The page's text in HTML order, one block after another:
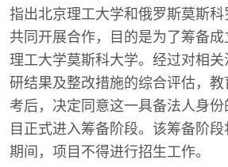
指出北京理工大学和俄罗斯莫斯
共同开展合作，目的是为了筹备
理工大学莫斯科大学。经过对相关
研结果及整改措施的综合评估，
考后，决定同意这一具备法人身
目正式进入筹备阶段。该筹备阶
期间，项目不得进行招生工作。